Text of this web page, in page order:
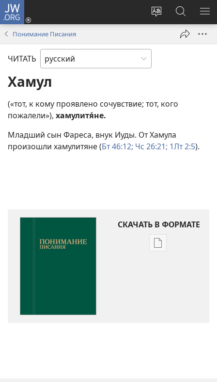
JW.ORG
Изменить
Войти
(открывается
окне)
Поиск
по
jw.org
Понимание Писания
ЧИТАТЬ
Хамул
(«тот, к кому проявлено сочувствие; тот, кого
пожалели»), хамулитя́не.
Младший сын Фареса, внук Иуды. От Хамула
произошли хамулитяне (Бт 46:12; Чс 26:21; 1Лт 2:5).
СКАЧАТЬ В ФОРМАТЕ
Варианты